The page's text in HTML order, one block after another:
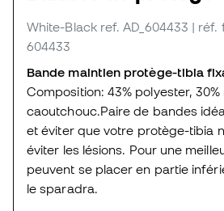
White-Black ref. AD_604433 | réf.
604433
Bande maintien protège-tibia
Composition: 43% polyester, 30%
caoutchouc.Paire de bandes
et éviter que votre protège-tibia
éviter les lésions. Pour une
peuvent se placer en partie
le sparadra.